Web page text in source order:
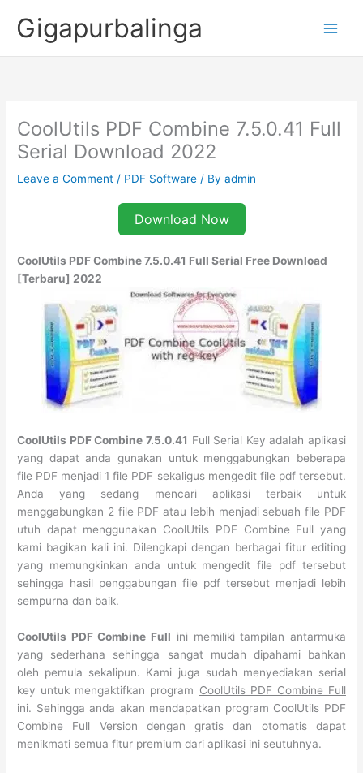
Gigapurbalinga
CoolUtils PDF Combine 7.5.0.41 Full
Serial Download 2022
Leave a Comment / PDF Software / Byadmin
Download Now
CoolUtils PDF Combine 7.5.0.41 Full Serial Free Download
[Terbaru] 2022
CoolUtils PDF Combine 7.5.0.41 Full Serial Key adalah aplikasi
yang dapat anda gunakan untuk menggabungkan beberapa
file PDF menjadi 1 file PDF sekaligus mengedit file pdf tersebut.
Anda yang sedang mencari aplikasi terbaik untuk
menggabungkan 2 file PDF atau lebih menjadi sebuah file PDF
utuh dapat menggunakan CoolUtils PDF Combine Full yang
kami bagikan kali ini. Dilengkapi dengan berbagai fitur editing
yang memungkinkan anda untuk mengedit file pdf tersebut
sehingga hasil penggabungan file pdf tersebut menjadi lebih
sempurna dan baik.
CoolUtils PDF Combine Full ini memiliki tampilan antarmuka
yang sederhana sehingga sangat mudah dipahami bahkan
oleh pemula sekalipun. Kami juga sudah menyediakan serial
key untuk mengaktifkan program CoolUtils PDF Combine Full
ini. Sehingga anda akan mendapatkan program CoolUtils PDF
Combine Full Version dengan gratis dan otomatis dapat
menikmati semua fitur premium dari aplikasi ini seutuhnya.